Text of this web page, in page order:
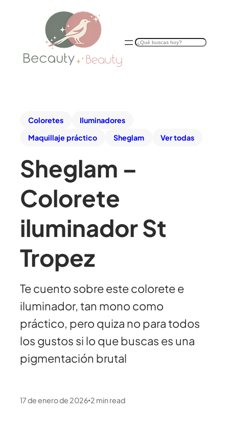
B
u
Coloretes
Iluminadores
Maquillaje práctico
Sheglam Ver todas
Sheglam –
Colorete
iluminador St
Tropez
Te cuento sobre este colorete e
iluminador, tan mono como
práctico, pero quiza no para todos
los gustos si lo que buscas es una
pigmentación brutal
17 de enero de 2026•2 min read